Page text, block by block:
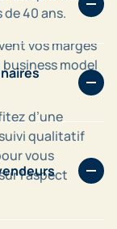
de 40 ans.
vos marges
model
d’une
qualitatif
vous
l’aspect
de
à des
du
garages et
et aux
SaaS ou Local)
précisément
des
et
réussite.
opportunités
grâce à des